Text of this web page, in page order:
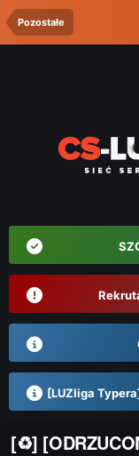
Pozostałe
[LUZliga
[♻]